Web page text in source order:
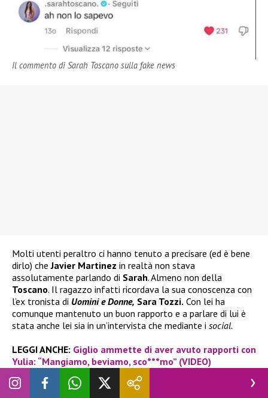
Il commento di Sarah Toscano sulla fake news
Molti utenti peraltro ci hanno tenuto a precisare (ed è bene
dirlo) cheJavier Martinez in realtà non stava
assolutamente parlando di Sarah. Almeno non della
Toscano. Il ragazzo infatti ricordava la sua conoscenza con
l’ex tronista di Uomini e Donne, Sara Tozzi. Con lei ha
comunque mantenuto un buon rapporto e a parlare di lui è
stata anche lei sia in un’intervista che mediante i social.
LEGGI ANCHE: Giglio ammette di aver avuto rapporti con
Yulia: “Mangiamo, beviamo, sco***mo” (VIDEO)
Dunque per chi si stesse facendo castelli per aria e magari